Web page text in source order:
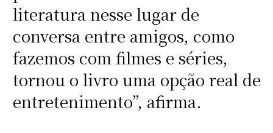
literatura nesse lugar de
conversa entre amigos, como
fazemos com filmes e séries,
tornou o livro uma opção real de
entretenimento”, afirma.